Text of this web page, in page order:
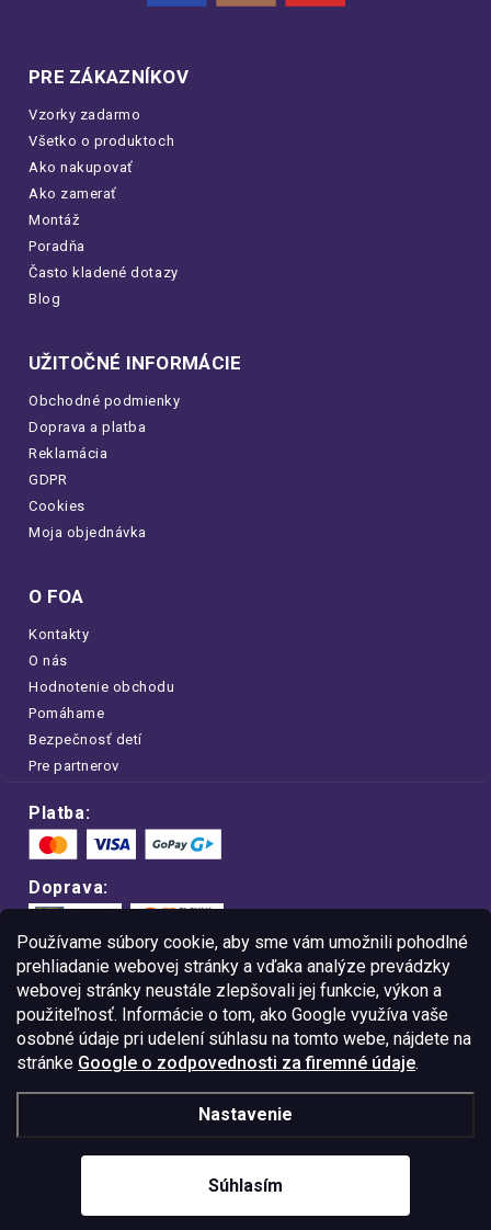
Používame súbory cookie, aby sme vám umožnili pohodlné
prehliadanie webovej stránky a vďaka analýze prevádzky
webovej stránky neustále zlepšovali jej funkcie, výkon a
použiteľnosť. Informácie o tom, ako Google využíva vaše
osobné údaje pri udelení súhlasu na tomto webe, nájdete na
stránke Google o zodpovednosti za firemné údaje.
Nastavenie
Súhlasím
PRE ZÁKAZNÍKOV
Vzorky zadarmo
Všetko o produktoch
Ako nakupovať
Ako zamerať
Montáž
Poradňa
Často kladené dotazy
Blog
UŽITOČNÉ INFORMÁCIE
Obchodné podmienky
Doprava a platba
Reklamácia
GDPR
Cookies
Moja objednávka
O FOA
Kontakty
O nás
Hodnotenie obchodu
Pomáhame
Bezpečnosť detí
Pre partnerov
Platba:
Doprava:
Nakupujte na FOA bezpečne a bez obáv.
Vďaka protokolu HTTPS sú vaše citlivé
dáta v úplnom bezpečí.
© Copyright2026Westlogic Slovakia s.r.o.,
Gajova 4, Bratislava, 811 09